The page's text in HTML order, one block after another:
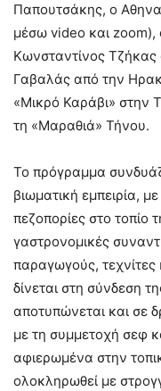
Παπουτσάκης, ο
μέσω video και
Κωνσταντίνος Τζήκας
Γαβαλάς από την
«Μικρό Καράβι» στην
τη «Μαραθιά» Τήνου.
Το πρόγραμμα
βιωματική εμπειρία,
πεζοπορίες στο τοπίο
γαστρονομικές
παραγωγούς, τεχνίτες
δίνεται στη σύνδεση
αποτυπώνεται και σε
με τη συμμετοχή σεφ
αφιερωμένα στην
ολοκληρωθεί με